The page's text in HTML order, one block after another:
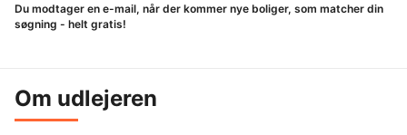
Du modtager en e-mail, når der kommer nye boliger, som matcher din
søgning - helt gratis!
Om udlejeren